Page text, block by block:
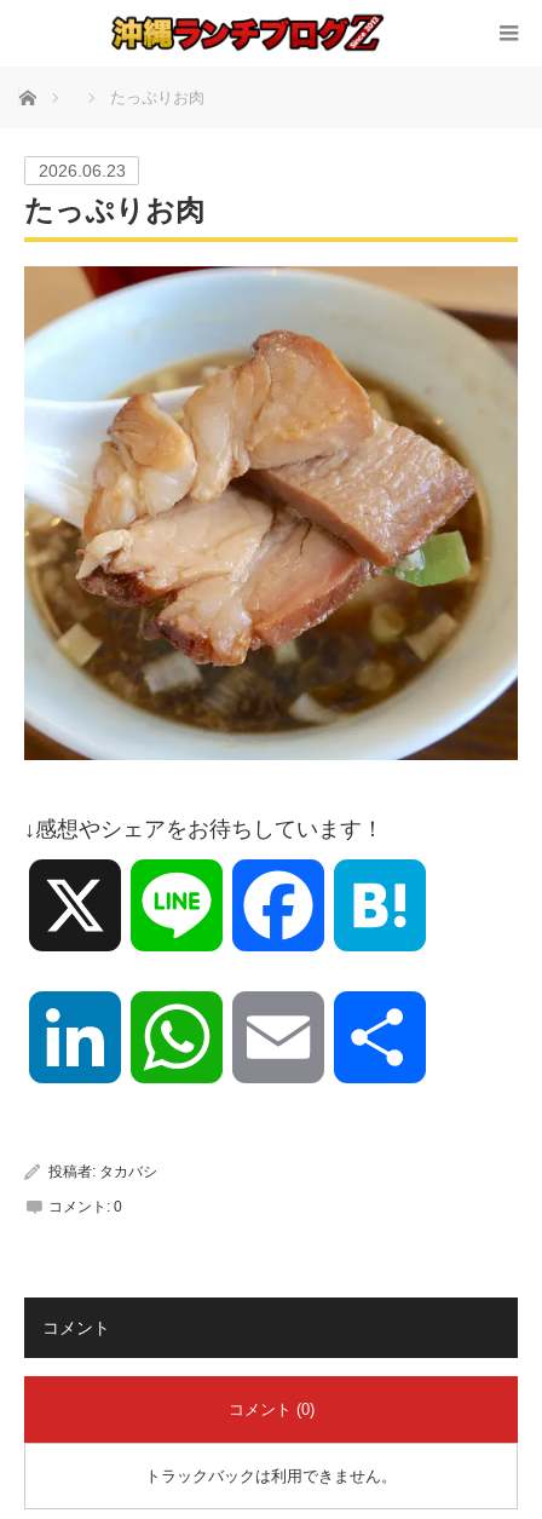
ホーム たっぷりお肉
2026.06.23
たっぷりお肉
↓感想やシェアをお待ちしています！
Line Facebook
LinkedIn WhatsApp Email
投稿者: タカバシ
コメント: 0
コメント
コメント (0)
トラックバックは利用できません。